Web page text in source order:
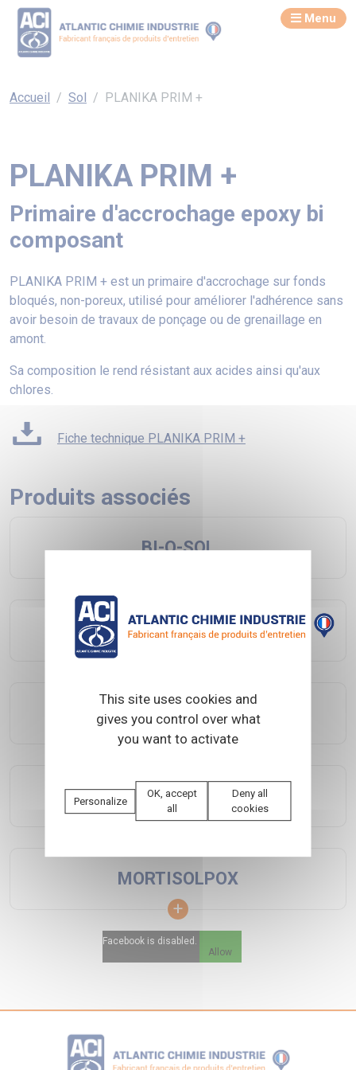
Menu
Accueil Sol PLANIKA PRIM +
PLANIKA PRIM +
Primaire d'accrochage epoxy bi
composant
PLANIKA PRIM + est un primaire d'accrochage sur fonds
bloqués, non-poreux, utilisé pour améliorer l'adhérence sans
avoir besoin de travaux de ponçage ou de grenaillage en
amont.
Sa composition le rend résistant aux acides ainsi qu'aux
chlores.
Fiche technique PLANIKA PRIM +
Produits associés
BI-O-SOL
DX SOL
DX SOL FAST
DX SOL HYDRO
MORTISOLPOX
Facebook is disabled.
Allow
This site uses cookies and
gives you control over what
you want to activate
Personalize
OK, accept
all
Deny all
cookies